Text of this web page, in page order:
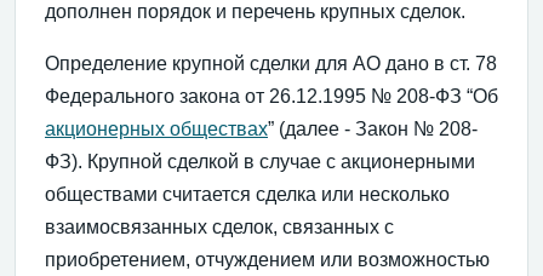
дополнен порядок и перечень крупных сделок.
Определение крупной сделки для АО дано в ст. 78
Федерального закона от 26.12.1995 № 208-ФЗ “Об
акционерных обществах” (далее - Закон № 208-
ФЗ). Крупной сделкой в случае с акционерными
обществами считается сделка или несколько
взаимосвязанных сделок, связанных с
приобретением, отчуждением или возможностью